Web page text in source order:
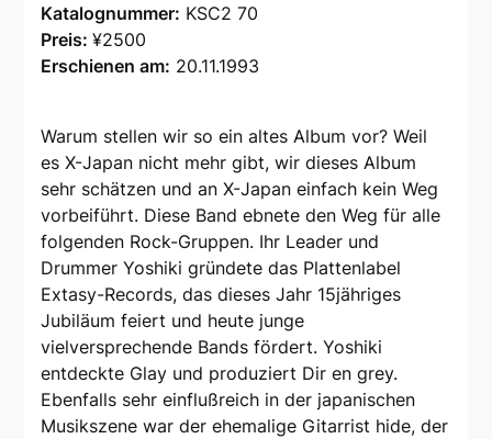
Katalognummer: KSC2 70
Preis:¥2500
Erschienen am: 20.11.1993
Warum stellen wir so ein altes Album vor? Weil
es X-Japan nicht mehr gibt, wir dieses Album
sehr schätzen und an X-Japan einfach kein Weg
vorbeiführt. Diese Band ebnete den Weg für alle
folgenden Rock-Gruppen. Ihr Leader und
Drummer Yoshiki gründete das Plattenlabel
Extasy-Records, das dieses Jahr 15jähriges
Jubiläum feiert und heute junge
vielversprechende Bands fördert. Yoshiki
entdeckte Glay und produziert Dir en grey.
Ebenfalls sehr einflußreich in der japanischen
Musikszene war der ehemalige Gitarrist hide, der